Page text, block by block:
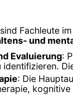
Fachleute
und
Evaluierung:
identifizieren.
: Die